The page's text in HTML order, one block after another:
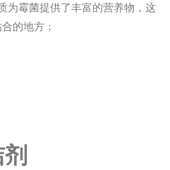
为霉菌提供了丰富的营养物，这
的地方；